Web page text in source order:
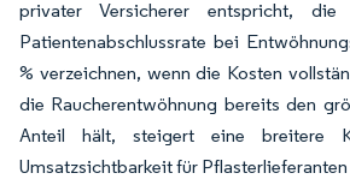
privater Versicherer entspricht,
Patientenabschlussrate bei
% verzeichnen, wenn die Kosten
die Raucherentwöhnung bereits den
Anteil hält, steigert eine breitere
Umsatzsichtbarkeit für